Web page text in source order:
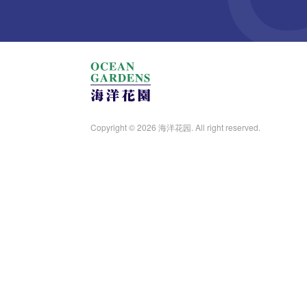
Copyright © 2026 海洋花园. All right reserved.